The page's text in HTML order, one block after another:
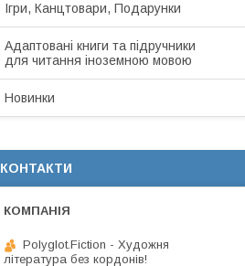
Ігри, Канцтовари, Подарунки
Адаптовані книги та підручники
для читання іноземною мовою
Новинки
КОНТАКТИ
Polyglot.Fiction - Художня
література без кордонів!